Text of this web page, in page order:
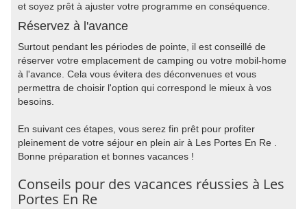
et soyez prêt à ajuster votre programme en conséquence.
Réservez à l'avance
Surtout pendant les périodes de pointe, il est conseillé de
réserver votre emplacement de camping ou votre mobil-home
à l'avance. Cela vous évitera des déconvenues et vous
permettra de choisir l'option qui correspond le mieux à vos
besoins.
En suivant ces étapes, vous serez fin prêt pour profiter
pleinement de votre séjour en plein air à Les Portes En Re .
Bonne préparation et bonnes vacances !
Conseils pour des vacances réussies à Les
Portes En Re